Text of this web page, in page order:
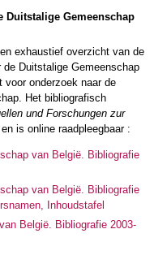
Duitstalige Gemeenschap
exhaustief overzicht van de
Duitstalige Gemeenschap
onderzoek naar de
Het bibliografisch
und Forschungen zur
is online raadpleegbaar :
van België. Bibliografie
van België. Bibliografie
Inhoudstafel
België. Bibliografie 2003-